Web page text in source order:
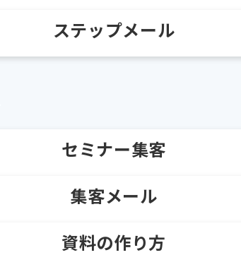
ステップメール
セミナー集客
集客メール
資料の作り方